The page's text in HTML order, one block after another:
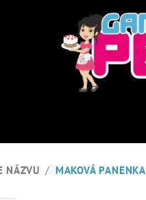
NÁZVU / MAKOVÁ PANENKA